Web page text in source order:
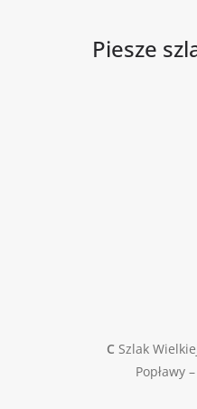
Piesze
C Szlak
Popławy